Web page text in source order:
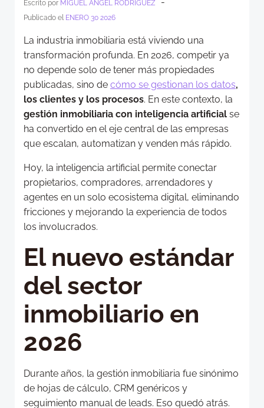
Escrito por MIGUEL ANGEL RODRIGUEZ
Publicado el ENERO 30 2026
La industria inmobiliaria está viviendo una
transformación profunda. En 2026, competir ya
no depende solo de tener más propiedades
publicadas, sino de cómo se gestionan los datos,
los clientes y los procesos. En este contexto, la
gestión inmobiliaria con inteligencia artificial se
ha convertido en el eje central de las empresas
que escalan, automatizan y venden más rápido.
Hoy, la inteligencia artificial permite conectar
propietarios, compradores, arrendadores y
agentes en un solo ecosistema digital, eliminando
fricciones y mejorando la experiencia de todos
los involucrados.
El nuevo estándar
del sector
inmobiliario en
2026
Durante años, la gestión inmobiliaria fue sinónimo
de hojas de cálculo, CRM genéricos y
seguimiento manual de leads. Eso quedó atrás.